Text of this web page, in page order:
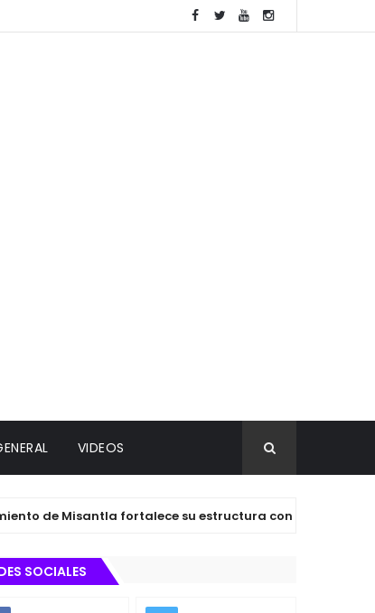
VIDEOS
Misantla fortalece su estructura con nuevos
SOCIALES